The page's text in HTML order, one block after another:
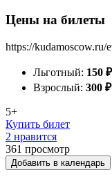
Цены на билеты
https://kudamoscow.ru/
Льготный: 150 ₽
Взрослый: 300 ₽
5+
Купить билет
2 нравится
361 просмотр
Добавить в календарь